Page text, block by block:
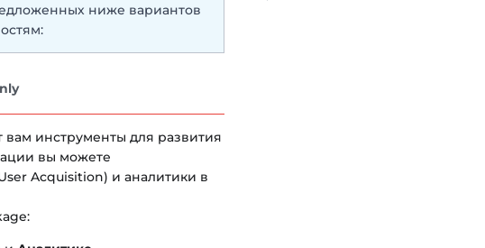
ниже вариантов
вам инструменты для развития
вы можете
Acquisition) и аналитики в